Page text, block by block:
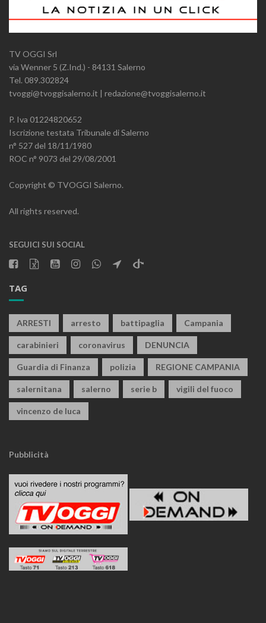
TV OGGI Srl
via Wenner 5 (Z.Ind.) - 84131 Salerno
Tel. 089.302824
tvoggi@tvoggisalerno.it | redazione@tvoggisalerno.it
P. Iva 01224820652
Iscrizione testata Tribunale di Salerno
n° 527 del 18/11/1980
ROC n° 9073 del 29/08/2001
Copyright © TVOGGI Salerno.
All rights reserved.
SEGUICI SUI SOCIAL
TAG
ARRESTI arresto battipaglia Campania
carabinieri coronavirus DENUNCIA
Guardia di Finanza polizia REGIONE CAMPANIA
salernitana salerno serie b vigili del fuoco
vincenzo de luca
Pubblicità